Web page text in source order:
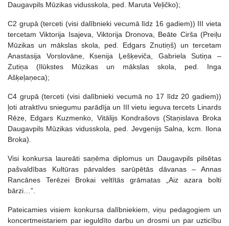
Daugavpils Mūzikas vidusskola, ped. Maruta Veļičko);
C2 grupā (terceti (visi dalībnieki vecumā līdz 16 gadiem)) III vieta
tercetam Viktorija Isajeva, Viktorija Dronova, Beāte Cirša (Preiļu
Mūzikas un mākslas skola, ped. Edgars Znutiņš) un tercetam
Anastasija Vorslovāne, Ksenija Ļešķeviča, Gabriela Sutiņa –
Zutiņa (Ilūkstes Mūzikas un mākslas skola, ped. Inga
Ašķeļaņeca);
C4 grupā (terceti (visi dalībnieki vecumā no 17 līdz 20 gadiem))
ļoti atraktīvu sniegumu parādīja un III vietu ieguva tercets Linards
Rēze, Edgars Kuzmenko, Vitālijs Kondrašovs (Staņislava Broka
Daugavpils Mūzikas vidusskola, ped. Jevgenijs Salna, kcm. Ilona
Broka).
Visi konkursa laureāti saņēma diplomus un Daugavpils pilsētas
pašvaldības Kultūras pārvaldes sarūpētās dāvanas – Annas
Rancānes Terēzei Brokai veltītās grāmatas „Aiz azara bolti
bārzi…”.
Pateicamies visiem konkursa dalībniekiem, viņu pedagogiem un
koncertmeistariem par ieguldīto darbu un drosmi un par uzticību